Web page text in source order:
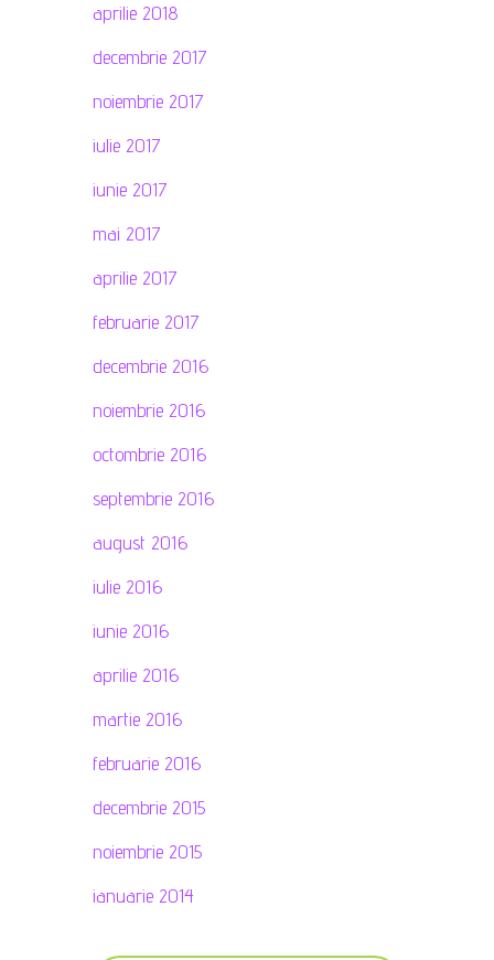
aprilie 2018
decembrie 2017
noiembrie 2017
iulie 2017
iunie 2017
mai 2017
aprilie 2017
februarie 2017
decembrie 2016
noiembrie 2016
octombrie 2016
septembrie 2016
august 2016
iulie 2016
iunie 2016
aprilie 2016
martie 2016
februarie 2016
decembrie 2015
noiembrie 2015
ianuarie 2014